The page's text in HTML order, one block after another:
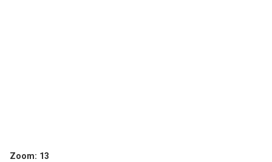
Zoom: 13